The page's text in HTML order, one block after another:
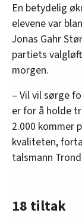
En betydelig
elevene var
Jonas Gahr
partiets
morgen.
– Vil vil sørge
er for å holde
2.000 kommer
kvaliteten,
talsmann
18 tiltak